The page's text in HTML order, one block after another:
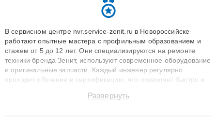
В сервисном центре nvr.service-zenit.ru в Новороссийске
работают опытные мастера с профильным образованием и
стажем от 5 до 12 лет. Они специализируются на ремонте
техники бренда Зенит, используют современное оборудование
и оригинальные запчасти. Каждый инженер регулярно
проходит обучение и сертификацию, что позволяет быстро и
сохранением гарантии до 3 лет. Наши мастера решают
Развернуть